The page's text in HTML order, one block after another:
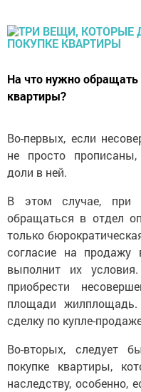
На что нужно обращать
квартиры?
Во-первых, если
не просто
доли в ней.
В этом случае, при
обращаться в отдел
только
согласие на продажу
выполнит их
приобрести
площади
сделку по купле-
Во-вторых, следует
покупке квартиры,
наследству, особенно,